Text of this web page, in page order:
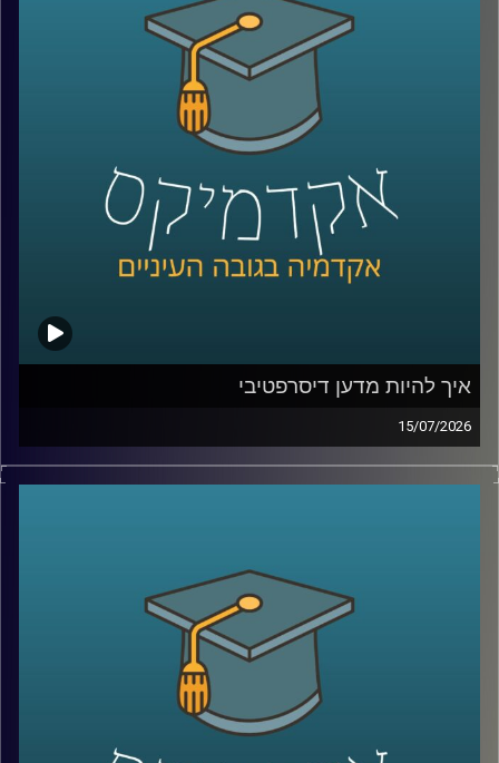
שלהם באופן עצמאי.
ככל שהמערכות האלה הופכות לחכמות יותר, עולה שאלה
הרבה יותר גדולה מרק מה הטכנולוגיה יודעת לעשות: האם
אנחנו יכולים לסמוך עליה? מתי אדם צריך לקבל את ההחלטה,
ומתי אפשר לתת למכונה לעשות את זה? ואם היא טועה, מי
על כל אלו נדבר עם ד״ר אביב בר זוהר, דוקטור למשפטים
בנושא חוקיות רחפנים אוטונומיים קטלניים ומשמעות
מעורבות האדם בחוג ההפעלה.
קרדיט תמונות:AudioVersity
איך להיות מדען דיסרפטיבי
15/07/2026
הרבה מההמצאות שאנחנו מכירים התחילו בכלל מטעות.
פניצילין שנולד מצלחת פטרי שהתמלאה עובש, פוסט־איט
רדאר, וארטיק שנולד כשילד שכח בחוץ כוס עם משקה ומקל
ערבוב בלילה קר.
על פניו, כל אלה נשמעים כמו מזל. אבל אולי זו רק חצי
מהתמונה. כי הרבה אנשים נתקלים בטעויות, בכישלונות
ובדברים לא צפויים, והשאלה היא מי יודע לעצור, להסתכל
עליהם אחרת, ולהפוך אותם לפריצת דרך.
האורח שלנו היום הוא מוטי שטנר, יזם סדרתי, משקיע ומרצה
באוניברסיטת רייכמן. יחד עם אחיו, פרופ׳ אורי שטנר, הוא כתב